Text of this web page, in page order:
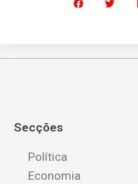
Secções
Política
Economia